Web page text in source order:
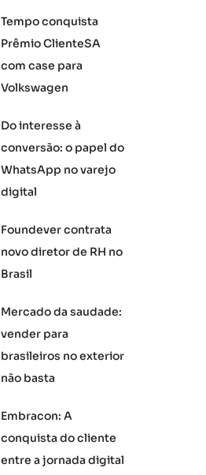
Tempo conquista
Prêmio ClienteSA
com case para
Volkswagen
Do interesse à
conversão: o papel do
WhatsApp no varejo
digital
Foundever contrata
novo diretor de RH no
Brasil
Mercado da saudade:
vender para
brasileiros no exterior
não basta
Embracon: A
conquista do cliente
entre a jornada digital